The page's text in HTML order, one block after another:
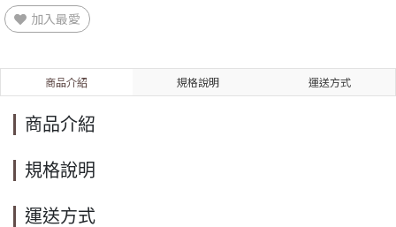
加入最愛
商品介紹 規格說明 運送方式
商品介紹
規格說明
運送方式